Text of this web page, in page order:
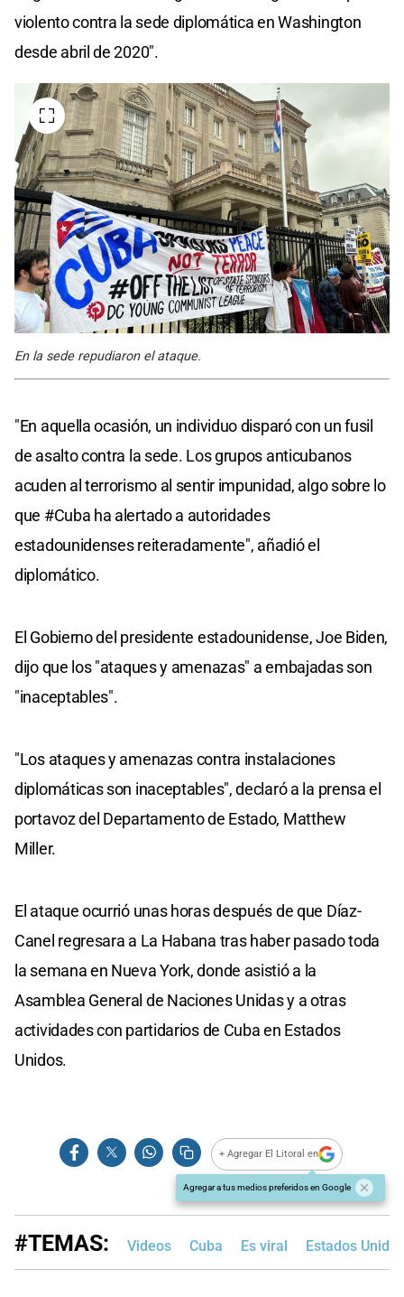
violento contra la sede diplomática en Washington
desde abril de 2020".
En la sede repudiaron el ataque.
"En aquella ocasión, un individuo disparó con un fusil
de asalto contra la sede. Los grupos anticubanos
acuden al terrorismo al sentir impunidad, algo sobre lo
que #Cuba ha alertado a autoridades
estadounidenses reiteradamente", añadió el
diplomático.
El Gobierno del presidente estadounidense, Joe Biden,
dijo que los "ataques y amenazas" a embajadas son
"inaceptables".
"Los ataques y amenazas contra instalaciones
diplomáticas son inaceptables", declaró a la prensa el
portavoz del Departamento de Estado, Matthew
Miller.
El ataque ocurrió unas horas después de que Díaz-
Canel regresara a La Habana tras haber pasado toda
la semana en Nueva York, donde asistió a la
Asamblea General de Naciones Unidas y a otras
actividades con partidarios de Cuba en Estados
Unidos.
+ Agregar El Litoral en
Agregar a tus medios preferidos en Google
#TEMAS: Videos Cuba Es viral Estados Unidos